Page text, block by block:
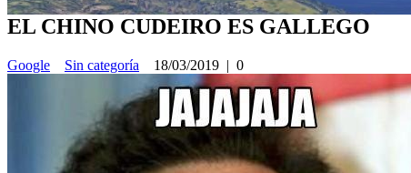
EL CHINO CUDEIRO ES GALLEGO
Google Sin categoría 18/03/2019 | 0